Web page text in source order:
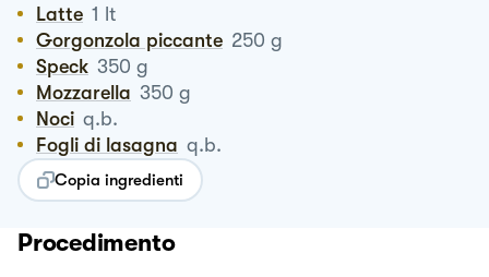
Latte 1 lt
Gorgonzola piccante 250 g
Speck 350 g
Mozzarella 350 g
Noci q.b.
Fogli di lasagna q.b.
Copia ingredienti
Procedimento